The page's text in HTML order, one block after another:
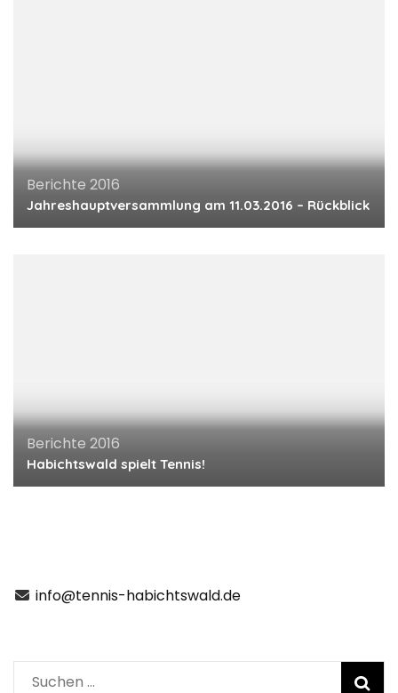
Berichte 2016
Jahreshauptversammlung am 11.03.2016 – Rückblick
Berichte 2016
Habichtswald spielt Tennis!
info@tennis-habichtswald.de
Suchen